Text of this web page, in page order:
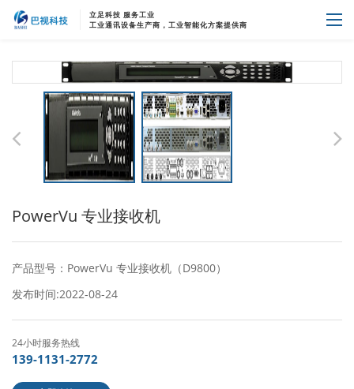
立足科技 服务工业
工业通讯设备生产商，工业智能化方案提供商
Synamedia
首页 商用产品 Synamedia
PowerVu 专业接收机
产品型号：PowerVu 专业接收机（D9800）
发布时间:2022-08-24
24小时服务热线
139-1131-2772